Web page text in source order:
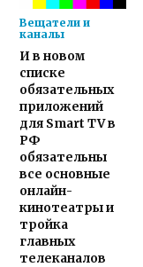
Вещатели и
каналы
И в новом
списке
обязательных
приложений
для Smart TV в
РФ
обязательны
все основные
онлайн-
кинотеатры и
тройка
главных
телеканалов